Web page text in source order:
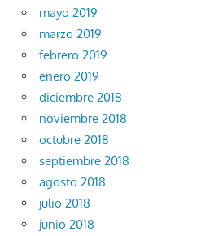
mayo 2019
marzo 2019
febrero 2019
enero 2019
diciembre 2018
noviembre 2018
octubre 2018
septiembre 2018
agosto 2018
julio 2018
junio 2018